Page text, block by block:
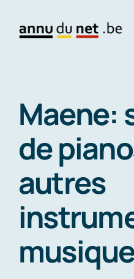
Maene:
de
autres